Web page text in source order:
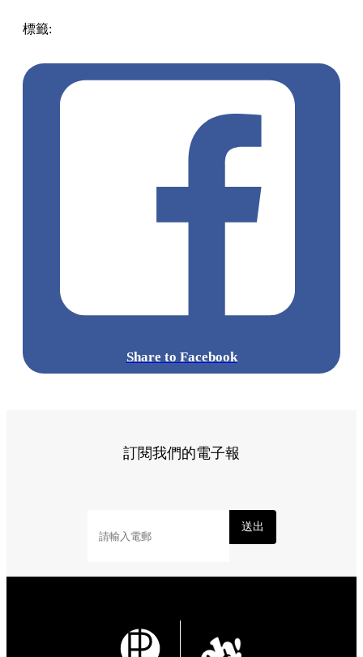
標籤:
Share to Facebook
訂閱我們的電子報
送出